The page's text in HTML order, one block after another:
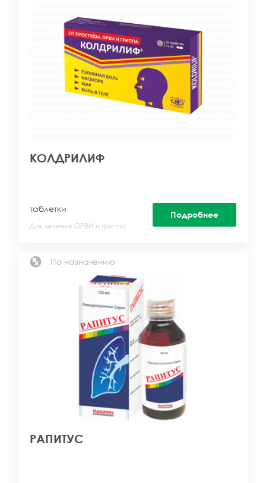
КОЛДРИЛИФ
таблетки
Для лечения ОРВИ и гриппа
Подробнее
По назначению
РАПИТУС